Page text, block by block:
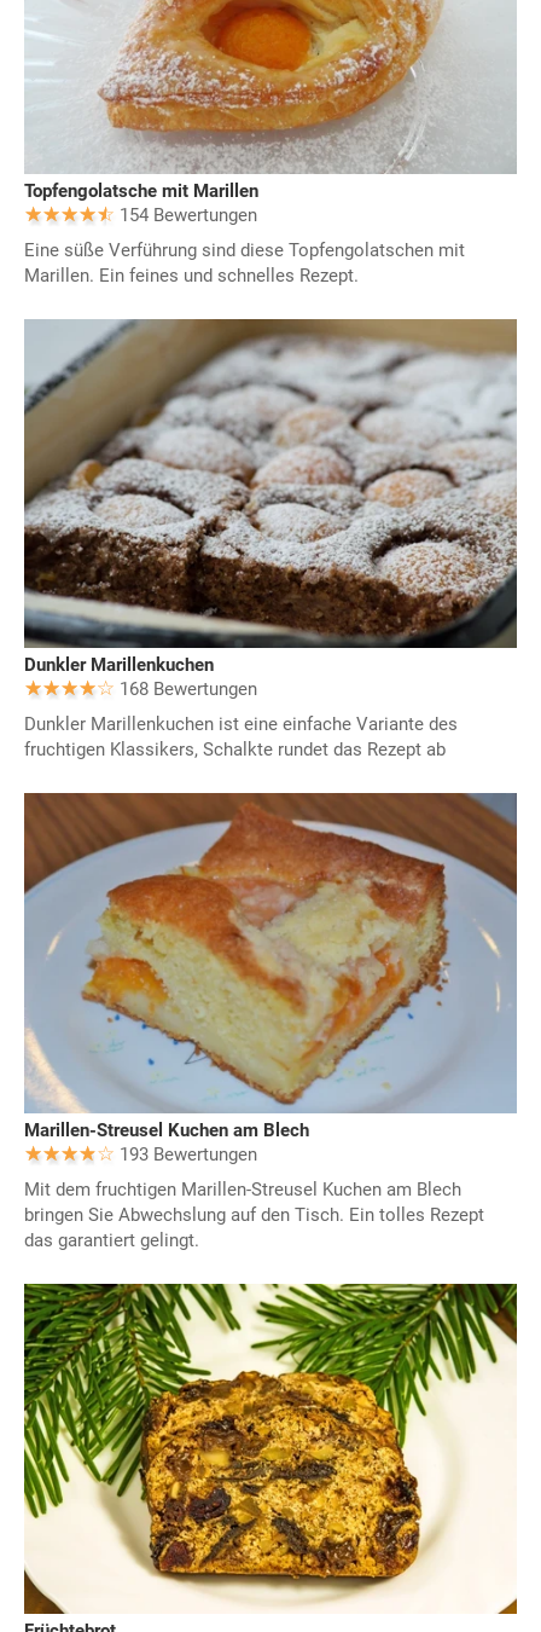
Topfengolatsche mit Marillen
154 Bewertungen
Eine süße Verführung sind diese Topfengolatschen mit
Marillen. Ein feines und schnelles Rezept.
Dunkler Marillenkuchen
168 Bewertungen
Dunkler Marillenkuchen ist eine einfache Variante des
fruchtigen Klassikers, Schalkte rundet das Rezept ab
Marillen-Streusel Kuchen am Blech
193 Bewertungen
Mit dem fruchtigen Marillen-Streusel Kuchen am Blech
bringen Sie Abwechslung auf den Tisch. Ein tolles Rezept
das garantiert gelingt.